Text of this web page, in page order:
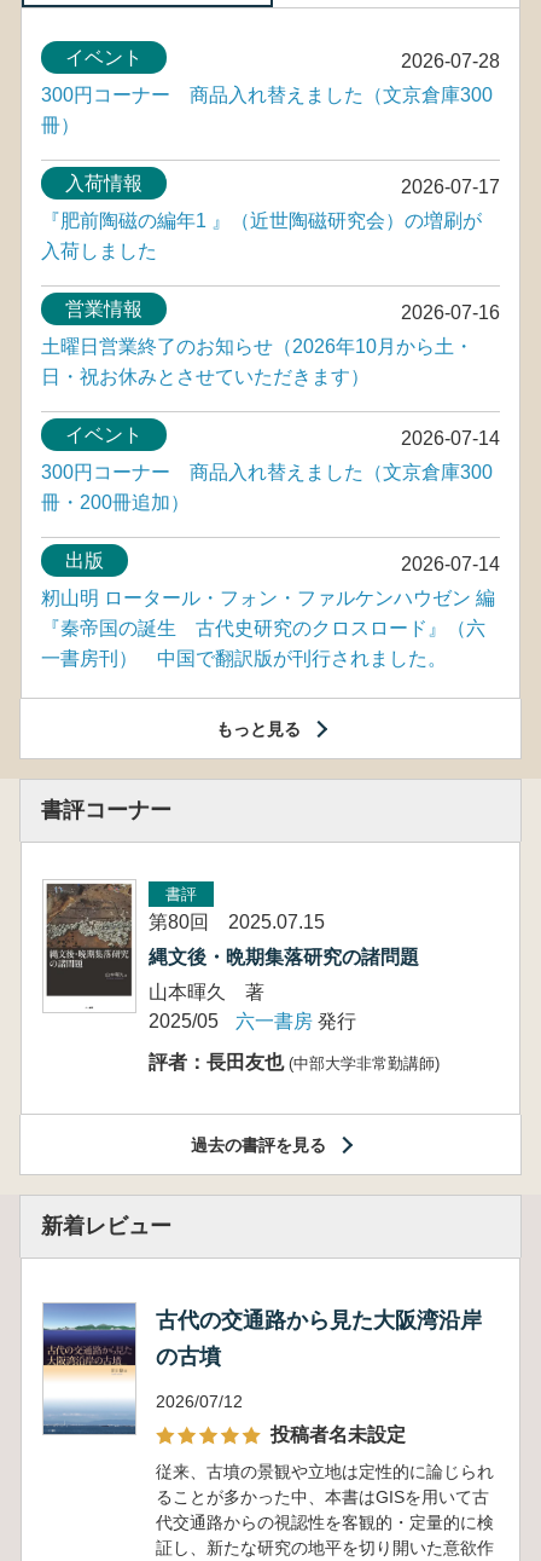
2026-07-28
イベント
300円コーナー 商品入れ替えました（文京倉庫300
冊）
2026-07-17
入荷情報
『肥前陶磁の編年1 』（近世陶磁研究会）の増刷が
入荷しました
2026-07-16
営業情報
土曜日営業終了のお知らせ（2026年10月から土・
日・祝お休みとさせていただきます）
2026-07-14
イベント
300円コーナー 商品入れ替えました（文京倉庫300
冊・200冊追加）
2026-07-14
出版
籾山明 ロータール・フォン・ファルケンハウゼン 編
『秦帝国の誕生 古代史研究のクロスロード』（六
一書房刊） 中国で翻訳版が刊行されました。
もっと見る
書評コーナー
書評
第80回 2025.07.15
縄文後・晩期集落研究の諸問題
山本暉久 著
2025/05
六一書房 発行
評者：長田友也 (中部大学非常勤講師)
過去の書評を見る
新着レビュー
古代の交通路から見た大阪湾沿岸
の古墳
2026/07/12
投稿者名未設定
従来、古墳の景観や立地は定性的に論じられ
ることが多かった中、本書はGISを用いて古
代交通路からの視認性を客観的・定量的に検
証し、新たな研究の地平を切り開いた意欲作